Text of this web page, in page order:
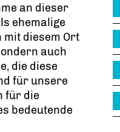
an dieser
ehemalige
mit diesem Ort
auch
die diese
für unsere
für die
bedeutende